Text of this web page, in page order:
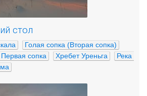
стол
Голая сопка (Вторая сопка)
Первая сопка Хребет Уреньга
Река